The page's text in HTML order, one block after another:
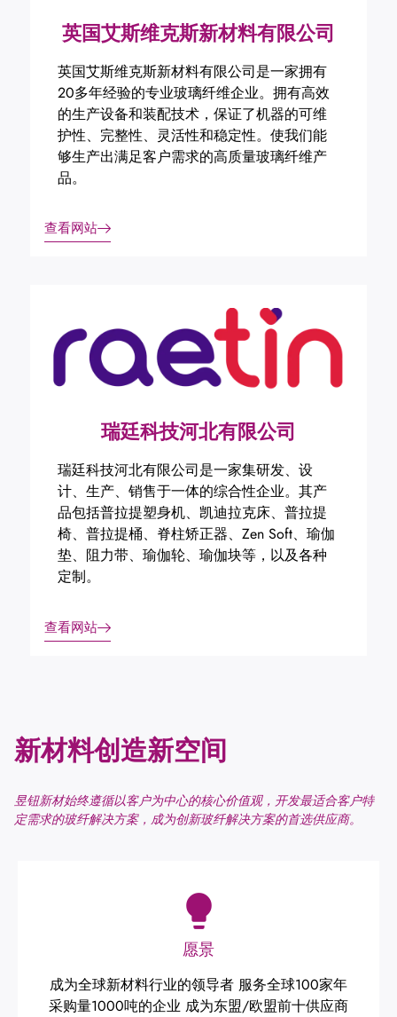
英国艾斯维克斯新材料有限公司
英国艾斯维克斯新材料有限公司是一家拥有
20多年经验的专业玻璃纤维企业。拥有高效
的生产设备和装配技术，保证了机器的可维
护性、完整性、灵活性和稳定性。使我们能
够生产出满足客户需求的高质量玻璃纤维产
品。
查看网站
瑞廷科技河北有限公司
瑞廷科技河北有限公司是一家集研发、设
计、生产、销售于一体的综合性企业。其产
品包括普拉提塑身机、凯迪拉克床、普拉提
椅、普拉提桶、脊柱矫正器、Zen Soft、瑜伽
垫、阻力带、瑜伽轮、瑜伽块等，以及各种
定制。
查看网站
新材料创造新空间
昱钮新材始终遵循以客户为中心的核心价值观，开发最适合客户特
定需求的玻纤解决方案，成为创新玻纤解决方案的首选供应商。
愿景
成为全球新材料行业的领导者 服务全球100家年
采购量1000吨的企业 成为东盟/欧盟前十供应商